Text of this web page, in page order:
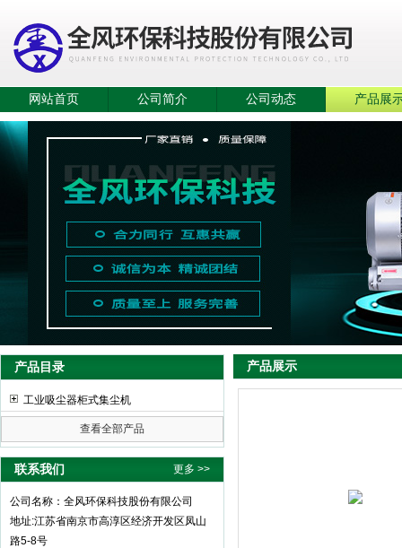
网站首页 公司简介 公司动态 产品展
产品目录
工业吸尘器柜式集尘机
查看全部产品
联系我们 更多 >>
公司名称：全风环保科技股份有限公司
地址:江苏省南京市高淳区经济开发区凤山
路5-8号
产品展示